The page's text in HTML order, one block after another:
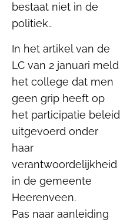
bestaat niet in de
politiek..
In het artikel van de
LC van 2 januari meld
het college dat men
geen grip heeft op
het participatie beleid
uitgevoerd onder
haar
verantwoordelijkheid
in de gemeente
Heerenveen.
Pas naar aanleiding